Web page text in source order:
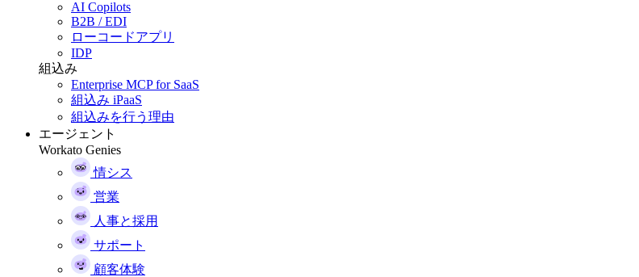
AI Copilots
B2B / EDI
ローコードアプリ
IDP
組込み
Enterprise MCP for SaaS
組込み iPaaS
組込みを行う理由
エージェント
Workato Genies
情シス
営業
人事と採用
サポート
顧客体験